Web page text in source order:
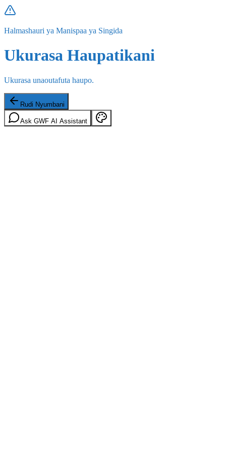
Halmashauri ya Manispaa ya Singida
Ukurasa Haupatikani
Ukurasa unaoutafuta haupo.
Rudi Nyumbani
Ask GWF AI Assistant